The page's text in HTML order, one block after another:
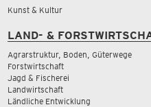
Kunst & Kultur
LAND- &
Agrarstruktur, Boden, Güterwege
Forstwirtschaft
Jagd & Fischerei
Landwirtschaft
Ländliche Entwicklung